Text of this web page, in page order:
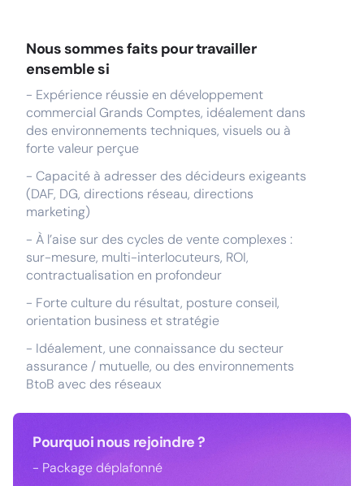
Nous sommes faits pour travailler
ensemble si
- Expérience réussie en développement
commercial Grands Comptes, idéalement dans
des environnements techniques, visuels ou à
forte valeur perçue
- Capacité à adresser des décideurs exigeants
(DAF, DG, directions réseau, directions
marketing)
- À l’aise sur des cycles de vente complexes :
sur-mesure, multi-interlocuteurs, ROI,
contractualisation en profondeur
- Forte culture du résultat, posture conseil,
orientation business et stratégie
- Idéalement, une connaissance du secteur
assurance / mutuelle, ou des environnements
BtoB avec des réseaux
Pourquoi nous rejoindre ?
- Package déplafonné